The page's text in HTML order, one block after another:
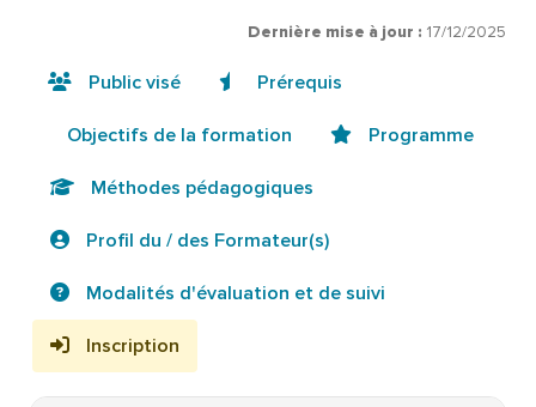
Dernière mise à jour : 17/12/2025
Public visé Prérequis
Objectifs de la formation Programme
Méthodes pédagogiques
Profil du / des Formateur(s)
Modalités d'évaluation et de suivi
Inscription